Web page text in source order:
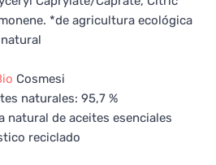
*de agricultura ecológica
Cosmesi
naturales: 95,7 %
natural de aceites esenciales
reciclado